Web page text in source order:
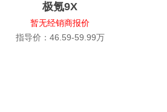
极氪9X
暂无经销商报价
指导价：46.59-59.99万